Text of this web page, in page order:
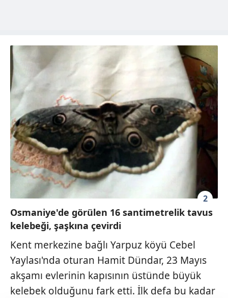
2
Osmaniye'de görülen 16 santimetrelik tavus
kelebeği, şaşkına çevirdi
Kent merkezine bağlı Yarpuz köyü Cebel
Yaylası'nda oturan Hamit Dündar, 23 Mayıs
akşamı evlerinin kapısının üstünde büyük
kelebek olduğunu fark etti. İlk defa bu kadar